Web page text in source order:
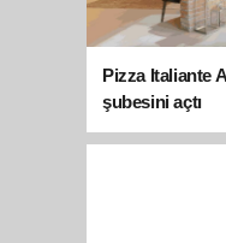
Pizza Italiante
şubesini açtı